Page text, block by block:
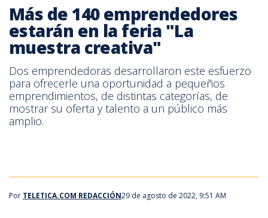
Más de 140 emprendedores
estarán en la feria "La
muestra creativa"
Dos emprendedoras desarrollaron este esfuerzo
para ofrecerle una oportunidad a pequeños
emprendimientos, de distintas categorías, de
mostrar su oferta y talento a un público más
amplio.
Por TELETICA.COM REDACCIÓN29 de agosto de 2022, 9:51 AM